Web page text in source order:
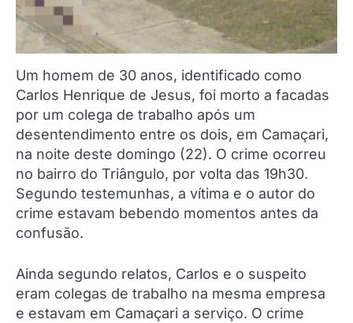
Um homem de 30 anos, identificado como
Carlos Henrique de Jesus, foi morto a facadas
por um colega de trabalho após um
desentendimento entre os dois, em Camaçari,
na noite deste domingo (22). O crime ocorreu
no bairro do Triângulo, por volta das 19h30.
Segundo testemunhas, a vítima e o autor do
crime estavam bebendo momentos antes da
confusão.
Ainda segundo relatos, Carlos e o suspeito
eram colegas de trabalho na mesma empresa
e estavam em Camaçari a serviço. O crime